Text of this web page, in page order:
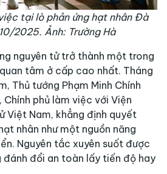
tại lò phản ứng hạt nhân Đà
2025. Ảnh: Trường Hà
nguyên tử trở thành một trong
tâm ở cấp cao nhất. Tháng
Thủ tướng Phạm Minh Chính
phủ làm việc với Viện
Việt Nam, khẳng định quyết
nhân như một nguồn năng
Nguyên tắc xuyên suốt được
đánh đổi an toàn lấy tiến độ hay